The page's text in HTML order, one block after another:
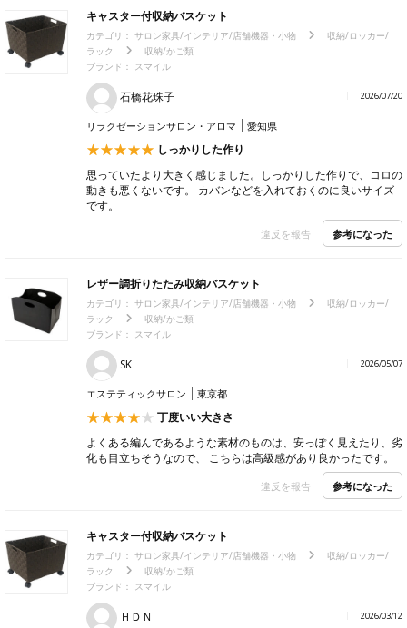
キャスター付収納バスケット
カテゴリ： サロン家具/インテリア/店舗機器・小物
収納/ロッカー/
ラック
収納/かご類
ブランド： スマイル
石橋花珠子 2026/07/20
リラクゼーションサロン・アロマ 愛知県
しっかりした作り
思っていたより大きく感じました。しっかりした作りで、コロの
動きも悪くないです。 カバンなどを入れておくのに良いサイズ
です。
違反を報告 参考になった
レザー調折りたたみ収納バスケット
カテゴリ： サロン家具/インテリア/店舗機器・小物
収納/ロッカー/
ラック
収納/かご類
ブランド： スマイル
SK 2026/05/07
エステティックサロン 東京都
丁度いい大きさ
よくある編んであるような素材のものは、安っぽく見えたり、劣
化も目立ちそうなので、 こちらは高級感があり良かったです。
違反を報告 参考になった
キャスター付収納バスケット
カテゴリ： サロン家具/インテリア/店舗機器・小物
収納/ロッカー/
ラック
収納/かご類
ブランド： スマイル
ＨＤＮ 2026/03/12